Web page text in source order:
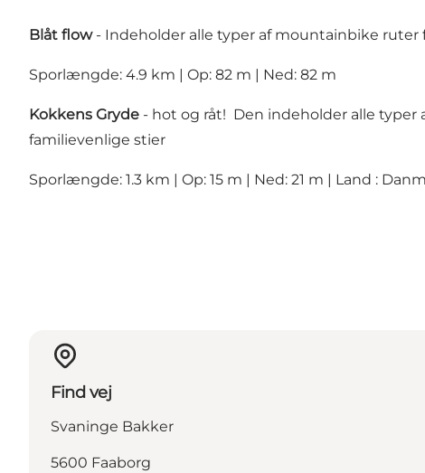
Blåt flow- Indeholder alle typer af mountainbike ruter
Sporlængde: 4.9 km | Op: 82 m | Ned: 82 m
Kokkens Gryde - hot og råt! Den indeholder alle
familievenlige stier
Sporlængde: 1.3 km | Op: 15 m | Ned: 21 m | Land :
Find vej
Svaninge Bakker
5600 Faaborg